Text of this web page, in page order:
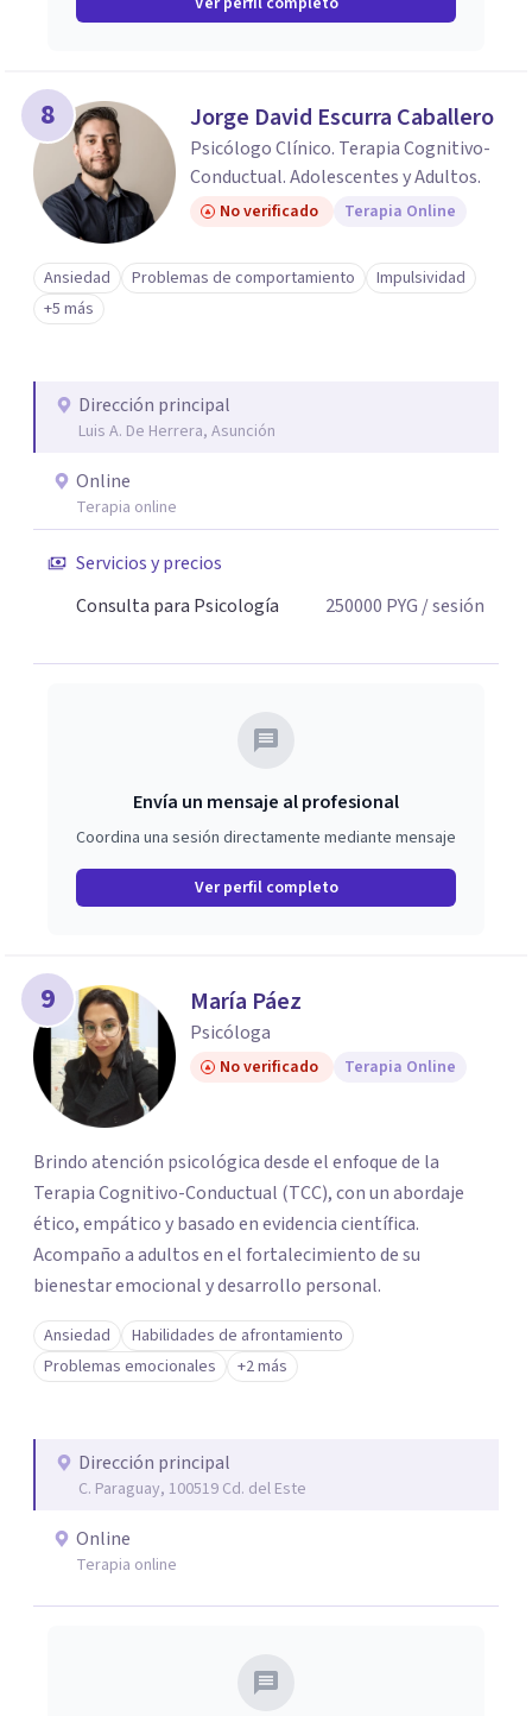
8 Jorge David Escurra Caballero
Psicólogo Clínico. Terapia Cognitivo-
Conductual. Adolescentes y Adultos.
No verificado Terapia Online
Ansiedad Problemas de comportamiento
Impulsividad
+5 más
Dirección principal
Luis A. De Herrera, Asunción
Online
Terapia online
Servicios y precios
Consulta para Psicología
250000 PYG / sesión
Envía un mensaje al profesional
Coordina una sesión directamente mediante mensaje
Ver perfil completo
9 María Páez
Psicóloga
No verificado Terapia Online
Brindo atención psicológica desde el enfoque de la
Terapia Cognitivo-Conductual (TCC), con un abordaje
ético, empático y basado en evidencia científica.
Acompaño a adultos en el fortalecimiento de su
bienestar emocional y desarrollo personal.
Ansiedad
Habilidades de afrontamiento
Problemas emocionales
+2 más
Dirección principal
C. Paraguay, 100519 Cd. del Este
Online
Terapia online